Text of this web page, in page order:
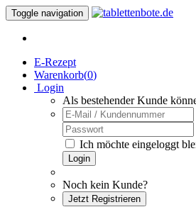
Toggle navigation
E-Rezept
Warenkorb(0)
Login
Als bestehender Kunde
Ich möchte eingeloggt
Login
Noch kein Kunde?
Jetzt Registrieren